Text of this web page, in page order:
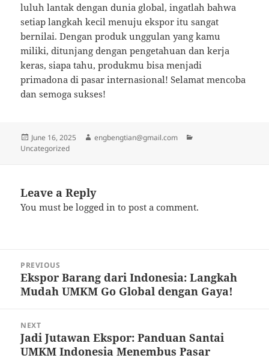
luluh lantak dengan dunia global, ingatlah bahwa
setiap langkah kecil menuju ekspor itu sangat
bernilai. Dengan produk unggulan yang kamu
miliki, ditunjang dengan pengetahuan dan kerja
keras, siapa tahu, produkmu bisa menjadi
primadona di pasar internasional! Selamat mencoba
dan semoga sukses!
Posted
on
June 16, 2025 Author
engbengtian@gmail.com
Uncategorized
Leave a Reply
You must belogged in to post a comment.
navigation
PREVIOUS
Previous
post:
Ekspor Barang dari Indonesia: Langkah
Mudah UMKM Go Global dengan Gaya!
NEXT
Next
post:
Jadi Jutawan Ekspor: Panduan Santai
UMKM Indonesia Menembus Pasar